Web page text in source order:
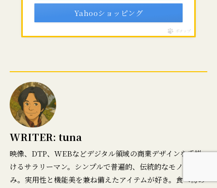
Yahooショッピング
ポチップ
WRITER: tuna
映像、DTP、WEBなどデジタル領域の商業デザインを手掛
けるサラリーマン。シンプルで普遍的、伝統的なモノが好
み。実用性と機能美を兼ね備えたアイテムが好き。食べ物の